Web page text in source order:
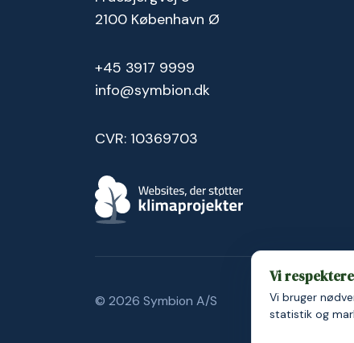
2100 København Ø
+45 3917 9999
info@symbion.dk
CVR: 10369703
© 2026 Symbion A/S
Vi
Vi bruger
statistik og